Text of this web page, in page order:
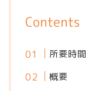
Contents
所要時間
概要